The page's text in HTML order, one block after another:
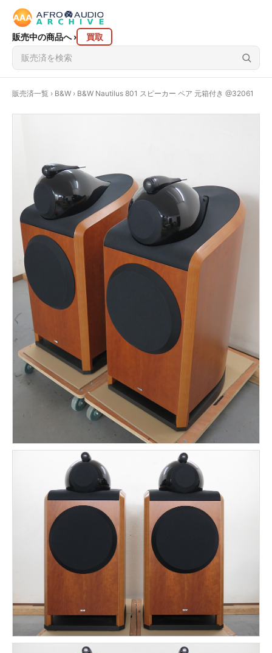
販売中の商品へ› 買取
販売済一覧 › B&W › B&W Nautilus 801 スピーカー ペア 元箱付き @32061